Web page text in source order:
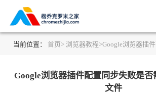
当前位置： 首页> 浏览器教程>Google浏览器插件配置同步
Google浏览器插件配置同步失败是否
文件